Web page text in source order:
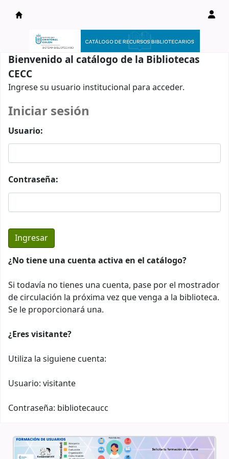
Catálogo en línea
Bienvenido al catálogo de la Bibliotecas
CECC
Ingrese su usuario institucional para acceder.
Iniciar sesión
Usuario:
Contraseña:
¿No tiene una cuenta activa en el catálogo?
Si todavía no tienes una cuenta, pase por el mostrador
de circulación la próxima vez que venga a la biblioteca.
Se le proporcionará una.
¿Eres visitante?
Utiliza la siguiene cuenta:
Usuario: visitante
Contraseña: bibliotecaucc